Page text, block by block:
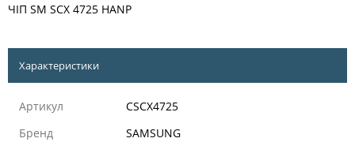
ЧІП SM SСX 4725 HANP
Характеристики
Артикул
CSCX4725
Бренд
SAMSUNG